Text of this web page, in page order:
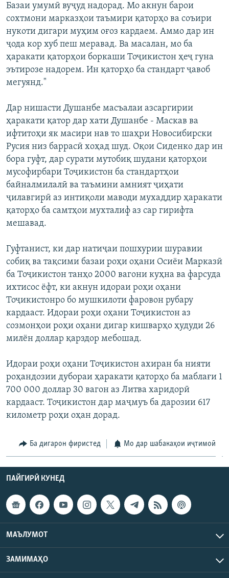
Базаи умумӣ вуҷуд надорад. Мо акнун барои
сохтмони марказҳои таъмири қаторҳо ва соъири
нукоти дигари муҳим оғоз кардаем. Аммо дар ин
ҷода кор хуб пеш меравад. Ва масалан, мо ба
ҳаракати қаторҳои боркаши Тоҷикистон ҳеҷ гуна
эътирозе надорем. Ин қаторҳо ба стандарт ҷавоб
мегуянд."
Дар нишасти Душанбе масъалаи азсаргирии
ҳаракати қатор дар хати Душанбе - Маскав ва
ифтитоҳи як масири нав то шаҳри Новосибирски
Русия низ баррасӣ хоҳад шуд. Оқои Сиденко дар ин
бора гуфт, дар сурати мутобиқ шудани қаторҳои
мусофирбари Тоҷикистон ба стандартҳои
байналмилалӣ ва таъмини амният ҷиҳати
ҷилавгирӣ аз интиқоли маводи мухаддир ҳаракати
қаторҳо ба самтҳои мухталиф аз сар гирифта
мешавад.
Гуфтанист, ки дар натиҷаи пошхурии шуравии
собиқ ва тақсими базаи роҳи оҳани Осиёи Марказӣ
ба Тоҷикистон танҳо 2000 вагони куҳна ва фарсуда
ихтисос ёфт, ки акнун идораи роҳи оҳани
Тоҷикистонро бо мушкилоти фаровон рубару
кардааст. Идораи роҳи оҳани Тоҷикистон аз
созмонҳои роҳи оҳани дигар кишварҳо ҳудуди 26
милён доллар қарздор мебошад.
Идораи роҳи оҳани Тоҷикистон ахиран ба нияти
роҳандозии дубораи ҳаракати қаторҳо ба маблағи 1
700 000 доллар 30 вагон аз Литва харидорӣ
кардааст. Тоҷикистон дар маҷмуъ ба дарозии 617
километр роҳи оҳан дорад.
Ба дигарон фиристед Мо дар шабакаҳои иҷтимоӣ
ПАЙГИРӢ КУНЕД
МАЪЛУМОТ
ЗАМИМАҲО